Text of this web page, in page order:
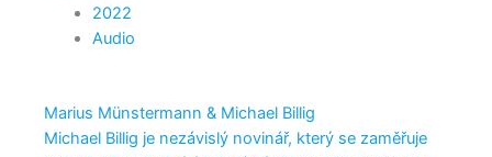
2022
Audio
Marius Münstermann & Michael Billig
Michael Billig je nezávislý novinář, který se zaměřuje